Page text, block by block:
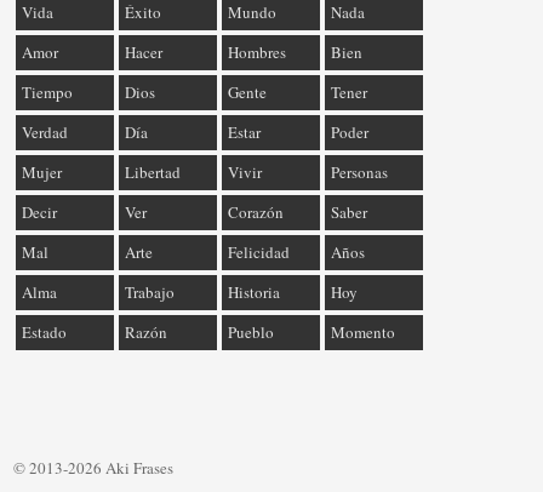
Vida Éxito Mundo
Nada
Amor
Hacer Hombres
Bien
Tiempo
Dios Gente
Tener
Verdad
Día Estar
Poder
Mujer
Libertad Vivir
Personas
Decir
Ver Corazón
Saber
Mal
Arte Felicidad
Años
Alma
Trabajo Historia
Hoy
Estado
Razón Pueblo Momento
© 2013-2026 Aki Frases